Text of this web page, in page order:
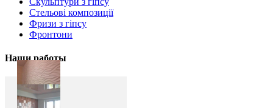
Стельові композиції
Фризи з гіпсу
Фронтони
Наши работы